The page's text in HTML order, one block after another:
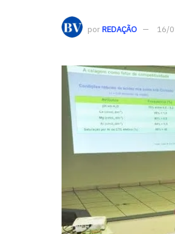
porREDAÇÃO 16/